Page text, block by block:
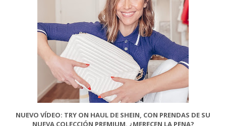
NUEVO VÍDEO: TRY ON HAUL DE SHEIN, CON PRENDAS DE SU
NUEVA COLECCIÓN PREMIUM. ¿MERECEN LA PENA?